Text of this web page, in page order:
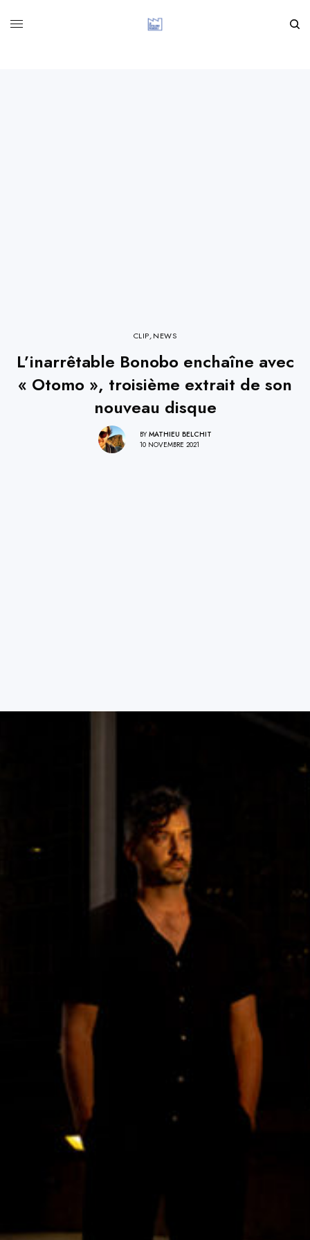
CLIP,NEWS
L’inarrêtable Bonobo enchaîne avec
« Otomo », troisième extrait de son
nouveau disque
BY MATHIEU BELCHIT
10 NOVEMBRE 2021